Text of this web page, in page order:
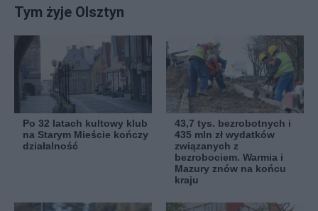
Tym żyje Olsztyn
Po 32 latach kultowy klub
na Starym Mieście kończy
działalność
43,7 tys. bezrobotnych i
435 mln zł wydatków
związanych z
bezrobociem. Warmia i
Mazury znów na końcu
kraju